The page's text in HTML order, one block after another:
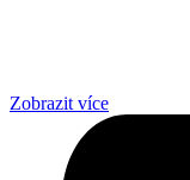
Zobrazit více